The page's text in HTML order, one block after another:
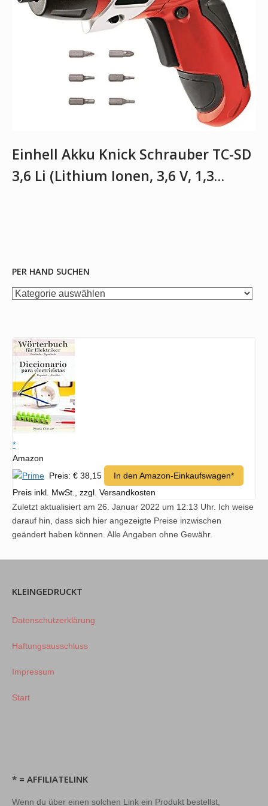
Einhell Akku Knick Schrauber TC-SD
3,6 Li (Lithium Ionen, 3,6 V, 1,3…
PER HAND SUCHEN
per
*
Amazon
Preis: € 38,15
In den Amazon-Einkaufswagen*
Preis inkl. MwSt., zzgl. Versandkosten
Zuletzt aktualisiert am 26. Januar 2022 um 12:13 Uhr. Ich weise
darauf hin, dass sich hier angezeigte Preise inzwischen
geändert haben können. Alle Angaben ohne Gewähr.
KLEINGEDRUCKT
Datenschutzerklärung
Haftungsausschluss
Impressum
Start
* = AFFILIATELINK
Wenn du über einen solchen Link ein Produkt bestellst,